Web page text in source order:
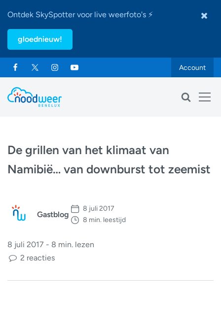
Ontdek SkySpotter voor live weerfoto's ⚡
gloednieuw!
Account
De grillen van het klimaat van
Namibië… van downburst tot zeemist
Gastblog
8 juli 2017
8 min. leestijd
8 juli 2017 - 8 min. lezen
2 reacties